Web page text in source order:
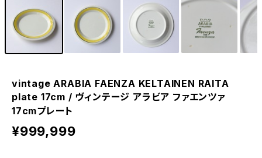
vintage ARABIA FAENZA KELTAINEN RAITA
plate 17cm / ヴィンテージ アラビア ファエンツァ
17cmプレート
¥999,999